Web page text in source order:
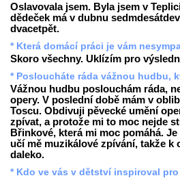
Oslavovala jsem. Byla jsem v
dědeček má v dubnu
dvacetpět.
* Která domácí práci je vám
Skoro všechny. Uklízím pro
* Posloucháte ráda vážnou hudbu,
Vážnou hudbu poslouchám ráda,
opery. V poslední době mám v
Toscu. Obdivuji pěvecké umění
zpívat, a protože mi to moc nejde
Břinkové, která mi moc pomáhá.
učí mě muzikálové zpívání, takže k
daleko.
* Kdo ve vás v dětství inspiroval